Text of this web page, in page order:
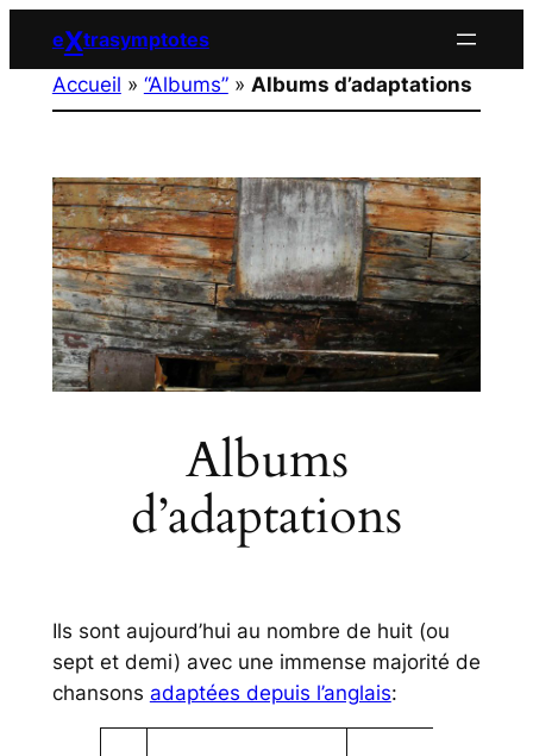
contenu
eXtrasymptotes
Accueil » “Albums”» Albums d’adaptations
Albums
d’adaptations
Ils sont aujourd’hui au nombre de huit (ou
sept et demi) avec une immense majorité de
chansons adaptées depuis l’anglais: